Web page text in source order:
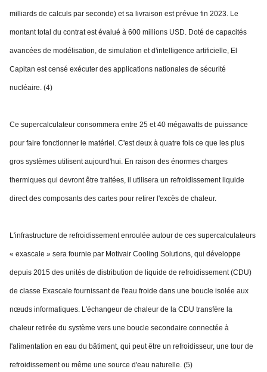
milliards de calculs par seconde) et sa livraison est prévue fin 2023. Le
montant total du contrat est évalué à 600 millions USD. Doté de capacités
avancées de modélisation, de simulation et d'intelligence artificielle, El
Capitan est censé exécuter des applications nationales de sécurité
nucléaire. (4)
Ce supercalculateur consommera entre 25 et 40 mégawatts de puissance
pour faire fonctionner le matériel. C'est deux à quatre fois ce que les plus
gros systèmes utilisent aujourd'hui. En raison des énormes charges
thermiques qui devront être traitées, il utilisera un refroidissement liquide
direct des composants des cartes pour retirer l'excès de chaleur.
L'infrastructure de refroidissement enroulée autour de ces supercalculateurs
« exascale » sera fournie par Motivair Cooling Solutions, qui développe
depuis 2015 des unités de distribution de liquide de refroidissement (CDU)
de classe Exascale fournissant de l'eau froide dans une boucle isolée aux
nœuds informatiques. L'échangeur de chaleur de la CDU transfère la
chaleur retirée du système vers une boucle secondaire connectée à
l'alimentation en eau du bâtiment, qui peut être un refroidisseur, une tour de
refroidissement ou même une source d'eau naturelle. (5)